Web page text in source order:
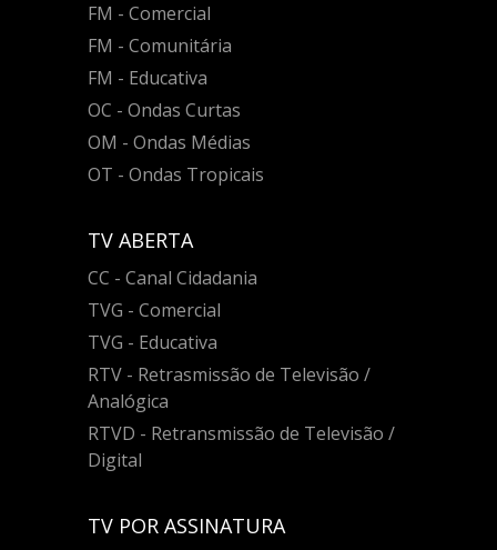
FM - Comercial
FM - Comunitária
FM - Educativa
OC - Ondas Curtas
OM - Ondas Médias
OT - Ondas Tropicais
TV ABERTA
CC - Canal Cidadania
TVG - Comercial
TVG - Educativa
RTV - Retrasmissão de Televisão /
Analógica
RTVD - Retransmissão de Televisão /
Digital
TV POR ASSINATURA